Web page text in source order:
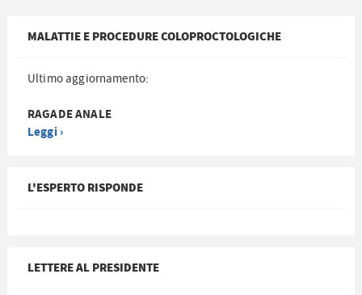
MALATTIE E PROCEDURE COLOPROCTOLOGICHE
Ultimo aggiornamento:
RAGADE ANALE
Leggi ›
L'ESPERTO RISPONDE
LETTERE AL PRESIDENTE